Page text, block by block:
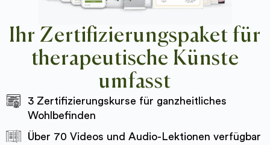
Ihr Zertifizierungspaket für
therapeutische Künste
umfasst
3 Zertifizierungskurse für ganzheitliches
Wohlbefinden
Über 70 Videos und Audio-Lektionen verfügbar